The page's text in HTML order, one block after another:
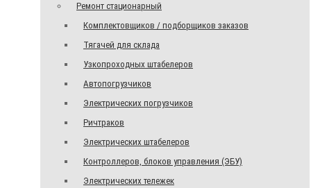
Ремонт стационарный
Комплектовщиков / подборщиков заказов
Тягачей для склада
Узкопроходных штабелеров
Автопогрузчиков
Электрических погрузчиков
Ричтраков
Электрических штабелеров
Контроллеров, блоков управления (ЭБУ)
Электрических тележек